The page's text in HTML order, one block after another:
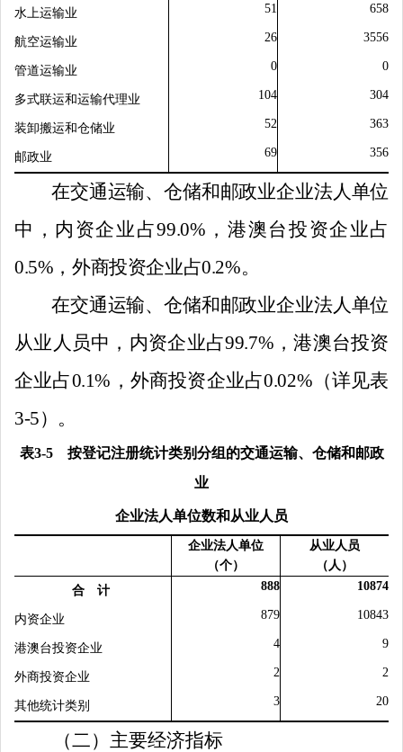
水上运输业 51 658
航空运输业 26 3556
管道运输业 0 0
多式联运和运输代理业 104 304
装卸搬运和仓储业 52 363
邮政业 69 356
在交通运输、仓储和邮政业企业法人单位
中，内资企业占99.0% ，港澳台投资企业占
0.5% ，外商投资企业占0.2%。
在交通运输、仓储和邮政业企业法人单位
从业人员中，内资企业占99.7% ，港澳台投资
企业占0.1% ，外商投资企业占0.02% （详见表
3-5）。
表3-5按登记注册统计类别分组的交通运输、仓储和邮政
业
企业法人单位数和从业人员
企业法人单位
（个）
从业人员
（人）
合 计
888 10874
内资企业 879 10843
港澳台投资企业 4 9
外商投资企业 2 2
其他统计类别 3 20
（二）主要经济指标